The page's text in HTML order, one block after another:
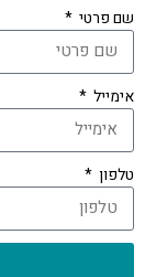
שם פרטי
אימייל
טלפון